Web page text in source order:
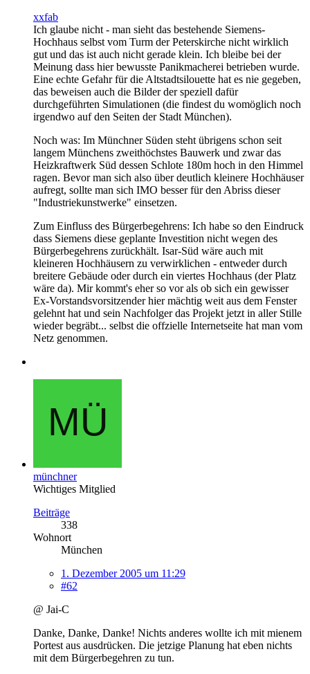
xxfab
Ich glaube nicht - man sieht das bestehende Siemens-
Hochhaus selbst vom Turm der Peterskirche nicht wirklich
gut und das ist auch nicht gerade klein. Ich bleibe bei der
Meinung dass hier bewusste Panikmacherei betrieben wurde.
Eine echte Gefahr für die Altstadtsilouette hat es nie gegeben,
das beweisen auch die Bilder der speziell dafür
durchgeführten Simulationen (die findest du womöglich noch
irgendwo auf den Seiten der Stadt München).
Noch was: Im Münchner Süden steht übrigens schon seit
langem Münchens zweithöchstes Bauwerk und zwar das
Heizkraftwerk Süd dessen Schlote 180m hoch in den Himmel
ragen. Bevor man sich also über deutlich kleinere Hochhäuser
aufregt, sollte man sich IMO besser für den Abriss dieser
"Industriekunstwerke" einsetzen.
Zum Einfluss des Bürgerbegehrens: Ich habe so den Eindruck
dass Siemens diese geplante Investition nicht wegen des
Bürgerbegehrens zurückhält. Isar-Süd wäre auch mit
kleineren Hochhäusern zu verwirklichen - entweder durch
breitere Gebäude oder durch ein viertes Hochhaus (der Platz
wäre da). Mir kommt's eher so vor als ob sich ein gewisser
Ex-Vorstandsvorsitzender hier mächtig weit aus dem Fenster
gelehnt hat und sein Nachfolger das Projekt jetzt in aller Stille
wieder begräbt... selbst die offzielle Internetseite hat man vom
Netz genommen.
münchner
Wichtiges Mitglied
Beiträge
338
Wohnort
München
1. Dezember 2005 um 11:29
#62
@ Jai-C
Danke, Danke, Danke! Nichts anderes wollte ich mit mienem
Portest aus ausdrücken. Die jetzige Planung hat eben nichts
mit dem Bürgerbegehren zu tun.